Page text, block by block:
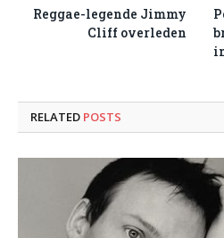
Reggae-legende Jimmy
Cliff overleden
RELATED POSTS